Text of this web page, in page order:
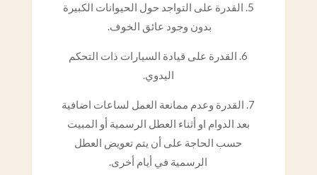
5. القدرة على التواجد حول الحيوانات الكبيرة
بدون وجود عائق الخوف.
6. القدرة على قيادة السيارات ذات التحكم
اليدوي.
7. القدرة وعدم ممانعة العمل لساعات اضافية
بعد الدوام او أثناء العطل الرسمية أو المبيت
حسب الحاجة على أن يتم تعويض العطل
الرسمية في أيام أخرى.